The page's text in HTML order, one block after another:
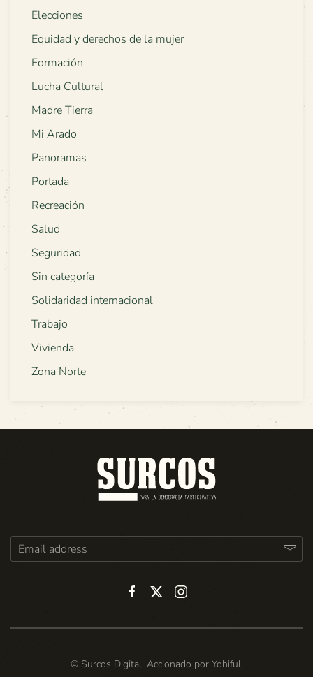
Elecciones
Equidad y derechos de la mujer
Formación
Lucha Cultural
Madre Tierra
Mi Arado
Panoramas
Portada
Recreación
Salud
Seguridad
Sin categoría
Solidaridad internacional
Trabajo
Vivienda
Zona Norte
© Surcos Digital. Accionado por Yohiful.